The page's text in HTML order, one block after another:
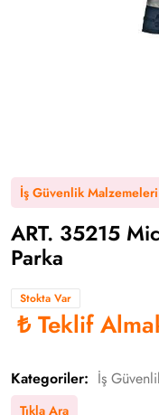
İş Güvenlik Malzemeleri
ART. 35215
Parka
Stokta Var
₺Teklif
Kategoriler: İş
Tıkla Ara